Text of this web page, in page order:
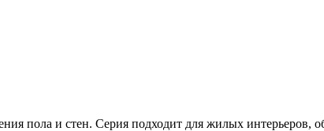
пола и стен. Серия подходит для жилых интерьеров,